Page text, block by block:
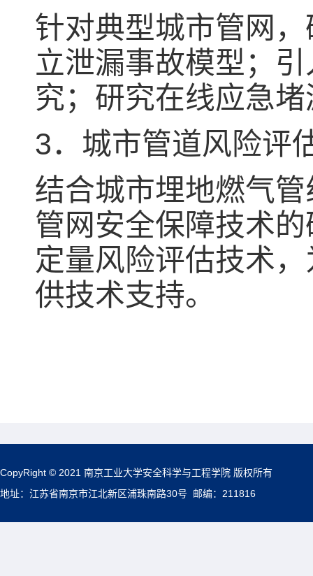
针对典型城市管网
立泄漏事故模型；
究；研究在线应急
3．城市管道风险评
结合城市埋地燃气
管网安全保障技术
定量风险评估技术
供技术支持。
CopyRight © 2021 南京工业大学安全科学与工程学院 版权所有
地址：江苏省南京市江北新区浦珠南路30号 邮编：211816